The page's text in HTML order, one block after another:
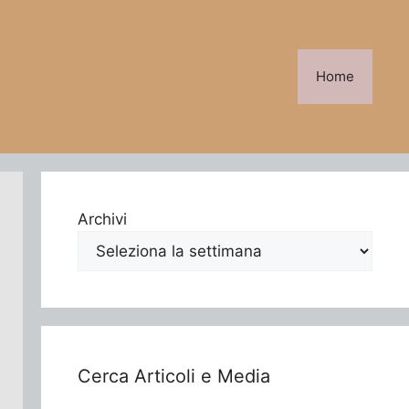
Home
Archivi
Cerca Articoli e Media